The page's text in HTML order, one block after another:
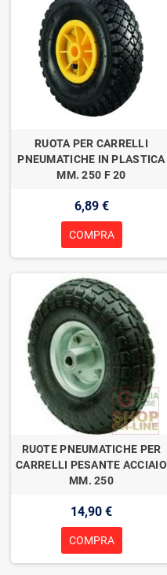
RUOTA PER CARRELLI
PNEUMATICHE IN PLASTICA
MM. 250 F 20
6,89 €
COMPRA
RUOTE PNEUMATICHE PER
CARRELLI PESANTE ACCIAIO
MM. 250
14,90 €
COMPRA